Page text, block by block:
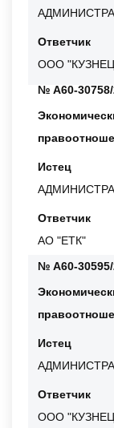
Ответчик
ООО
№ А60-30758/
Истец
Ответчик
АО "ЕТК"
№ А60-30595/
Истец
Ответчик
ООО